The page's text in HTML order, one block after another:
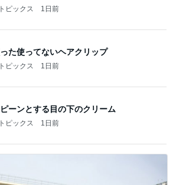
ピックス 1日前
た使ってないヘアクリップ
ピックス 1日前
ーンとする目の下のクリーム
ピックス 1日前